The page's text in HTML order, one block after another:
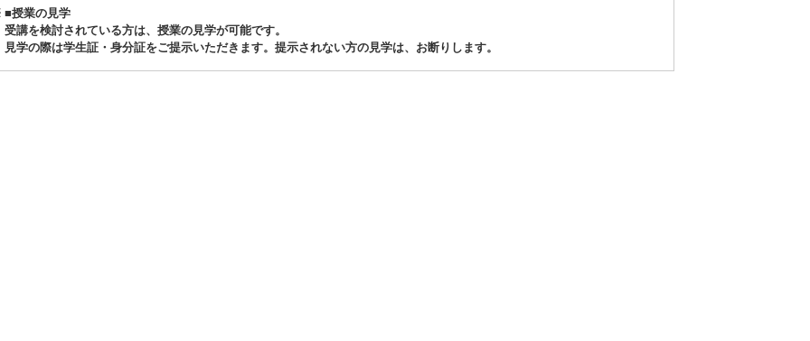
■授業の見学
受講を検討されている方は、授業の見学が可能です。
見学の際は学生証・身分証をご提示いただきます。提示されない方の見学は、お断りします。